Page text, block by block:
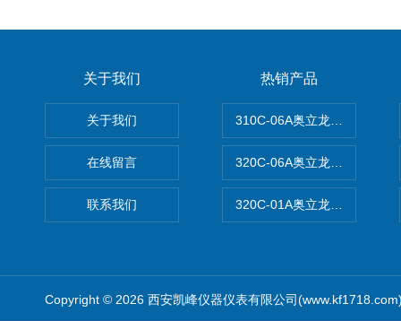
关于我们
关于我们
在线留言
联系我们
热销产品
310C-06A奥立龙实验室台式
320C-06A奥立龙实验室便携
320C-01A奥立龙实验室便携
Copyright © 2026 西安凯峰仪器仪表有限公司